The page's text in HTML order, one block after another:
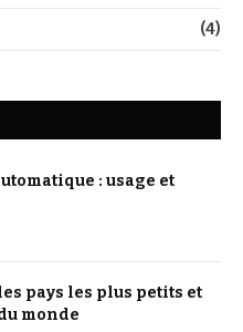
(4)
: usage et
pays les plus petits et
monde